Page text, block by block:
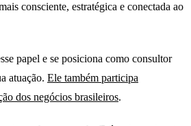
consciente, estratégica e conectada ao
papel e se posiciona como consultor
atuação. Ele também participa
dos negócios brasileiros.